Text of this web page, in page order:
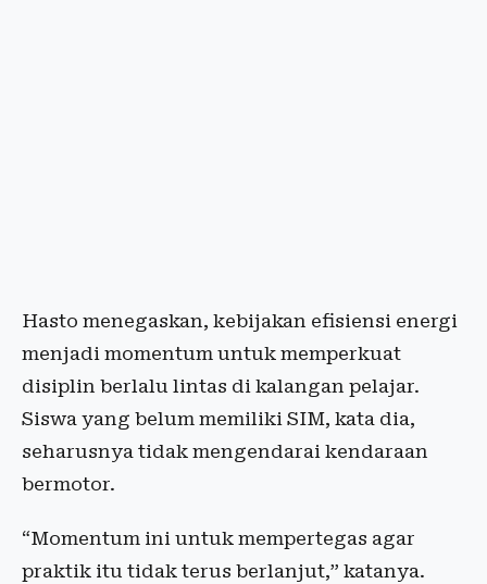
Hasto menegaskan, kebijakan efisiensi energi
menjadi momentum untuk memperkuat
disiplin berlalu lintas di kalangan pelajar.
Siswa yang belum memiliki SIM, kata dia,
seharusnya tidak mengendarai kendaraan
bermotor.
“Momentum ini untuk mempertegas agar
praktik itu tidak terus berlanjut,” katanya.